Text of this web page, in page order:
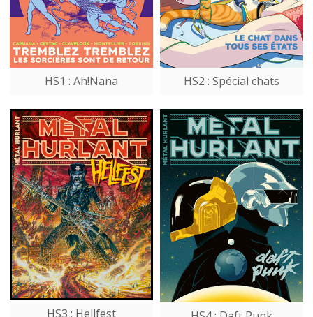
HS1 : Ah!Nana HS2 : Spécial chats
HS3 : Hellfest